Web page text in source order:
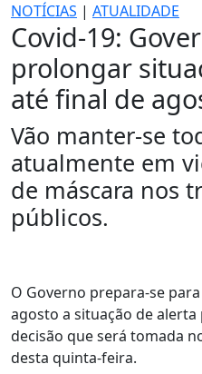
NOTÍCIAS | ATUALIDADE
Covid-19:
prolongar
até final de
Vão manter-se
atualmente em
de máscara nos
públicos.
O Governo prepara-se
agosto a situação de alerta
decisão que será tomada
desta quinta-feira.